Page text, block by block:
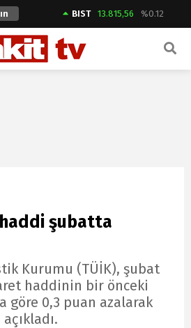
BIST 13.815,56 %0.12
ARAMA YAP
şubatta
Kurumu (TÜİK), şubat
haddinin bir önceki
göre 0,3 puan azalarak